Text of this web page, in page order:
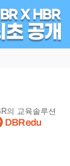
의 교육솔루션